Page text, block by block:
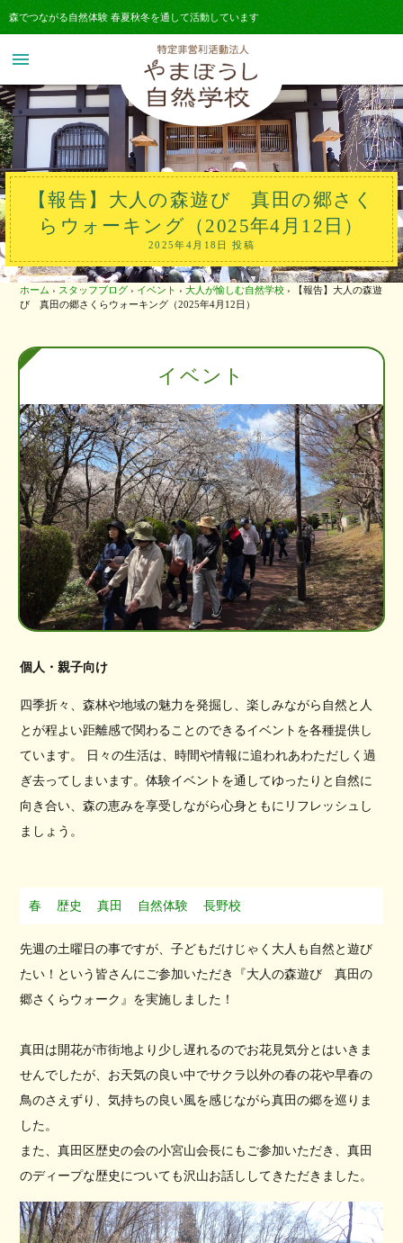
森でつながる自然体験 春夏秋冬を通して活動しています
menu
【報告】大人の森遊び 真田の郷さく
らウォーキング（2025年4月12日）
2025年4月18日 投稿
ホーム › スタッフブログ › イベント › 大人が愉しむ自然学校 › 【報告】大人の森遊
び 真田の郷さくらウォーキング（2025年4月12日）
イベント
個人・親子向け
四季折々、森林や地域の魅力を発掘し、楽しみながら自然と人
とが程よい距離感で関わることのできるイベントを各種提供し
ています。 日々の生活は、時間や情報に追われあわただしく過
ぎ去ってしまいます。体験イベントを通してゆったりと自然に
向き合い、森の恵みを享受しながら心身ともにリフレッシュし
ましょう。
春 歴史 真田 自然体験 長野校
先週の土曜日の事ですが、子どもだけじゃく大人も自然と遊び
たい！という皆さんにご参加いただき『大人の森遊び 真田の
郷さくらウォーク』を実施しました！
真田は開花が市街地より少し遅れるのでお花見気分とはいきま
せんでしたが、 お天気の良い中でサクラ以外の春の花や早春の
鳥のさえずり、気持ちの良い風を感じながら真田の郷を巡りま
した。
また、真田区歴史の会の小宮山会長にもご参加いただき、真田
のディープな歴史についても沢山お話ししてきただきました。